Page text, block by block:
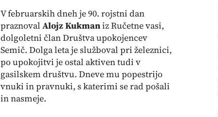
V februarskih dneh je 90. rojstni dan
praznoval Alojz Kukmaniz Ručetne vasi,
dolgoletni član Društva upokojencev
Semič. Dolga leta je služboval pri železnici,
po upokojitvi je ostal aktiven tudi v
gasilskem društvu. Dneve mu popestrijo
vnuki in pravnuki, s katerimi se rad pošali
in nasmeje.